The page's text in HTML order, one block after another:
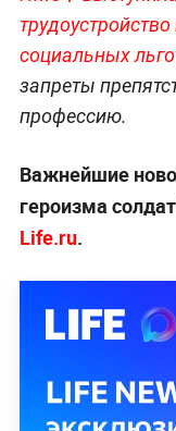
социальных
запреты
профессию.
Важнейшие
героизма
Life.ru.